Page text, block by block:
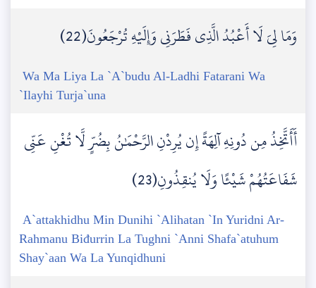
وَمَا لِيَ لَا أَعْبُدُ الَّذِي فَطَرَنِي وَإِلَيْهِ تُرْجَعُونَ(22)
Wa Ma Liya La `A`budu Al-Ladhi Fatarani Wa
`Ilayhi Turja`una
أَأَتَّخِذُ مِن دُونِهِ آلِهَةً إِن يُرِدْنِ الرَّحْمَٰنُ بِضُرٍّ لَّا تُغْنِ عَنِّي
شَفَاعَتُهُمْ شَيْئًا وَلَا يُنقِذُونِ(23)
A`attakhidhu Min Dunihi `Alihatan `In Yuridni Ar-
Rahmanu Biđurrin La Tughni `Anni Shafa`atuhum
Shay`aan Wa La Yunqidhuni